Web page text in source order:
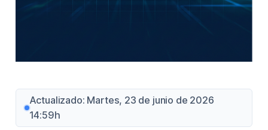
Actualizado: Martes, 23 de junio de 2026
14:59h